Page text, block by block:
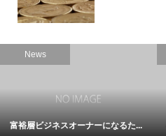
News
富裕層ビジネスオーナーになるた...